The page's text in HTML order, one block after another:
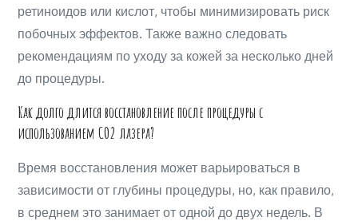
ретиноидов или кислот, чтобы минимизировать риск
побочных эффектов. Также важно следовать
рекомендациям по уходу за кожей за несколько дней
до процедуры.
Как долго длится восстановление после процедуры с
использованием CO2 лазера?
Время восстановления может варьироваться в
зависимости от глубины процедуры, но, как правило,
в среднем это занимает от одной до двух недель. В